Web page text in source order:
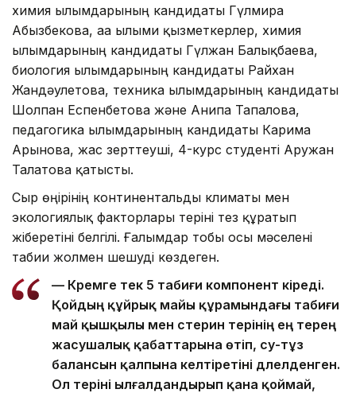
химия ғылымдарының кандидаты Гүлмира
Абызбекова, аға ғылыми қызметкерлер, химия
ғылымдарының кандидаты Гүлжан Балықбаева,
биология ғылымдарының кандидаты Райхан
Жандәулетова, техника ғылымдарының кандидаты
Шолпан Еспенбетова және Анипа Тапалова,
педагогика ғылымдарының кандидаты Карима
Арынова, жас зерттеуші, 4-курс студенті Аружан
Талғатова қатысты.
Сыр өңірінің континентальды климаты мен
экологиялық факторлары теріні тез құрғатып
жіберетіні белгілі. Ғалымдар тобы осы мәселені
табиғи жолмен шешуді көздеген.
— Кремге тек 5 табиғи компонент кіреді.
Қойдың құйрық майы құрамындағы табиғи
май қышқылы мен стерин терінің ең терең
жасушалық қабаттарына өтіп, су-тұз
балансын қалпына келтіретіні дәлелденген.
Ол теріні ылғалдандырып қана қоймай,